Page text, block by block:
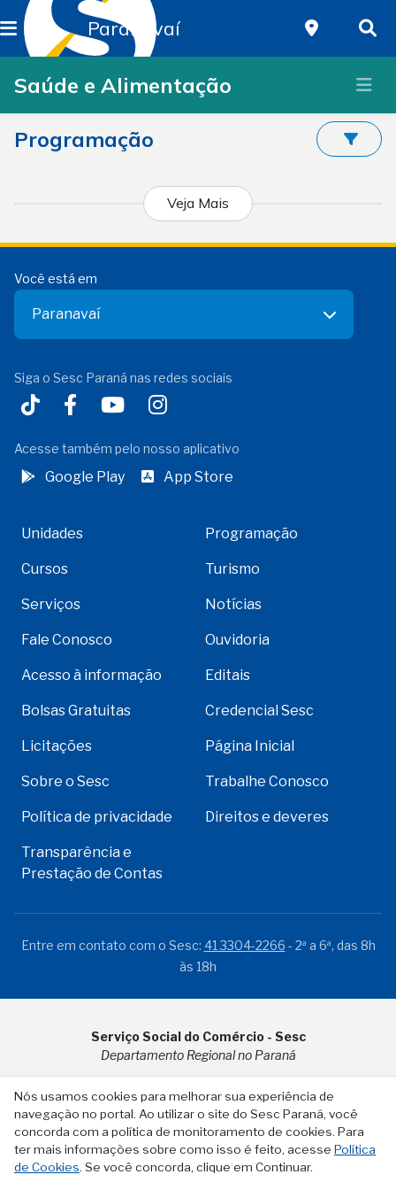
Nós usamos cookies para melhorar sua experiência de
navegação no portal. Ao utilizar o site do Sesc Paraná, você
concorda com a política de monitoramento de cookies. Para
ter mais informações sobre como isso é feito, acesse Política
de Cookies. Se você concorda, clique em Continuar.
Paranavaí
Saúde e Alimentação
Programação
Veja Mais
Você está em
Paranavaí
Siga o Sesc Paraná nas redes sociais
Acesse também pelo nosso aplicativo
Google Play App Store
Unidades Programação
Cursos Turismo
Serviços Notícias
Fale Conosco Ouvidoria
Acesso à informação Editais
Bolsas Gratuitas Credencial Sesc
Licitações Página Inicial
Sobre o Sesc Trabalhe Conosco
Política de privacidade Direitos e deveres
Transparência e
Prestação de Contas
Entre em contato com o Sesc: 41 3304-2266 - 2ª a 6ª, das 8h
às 18h
Serviço Social do Comércio - Sesc
Departamento Regional no Paraná
Rua Visconde do Rio Branco, 931 - CEP 80.410-001 - Curitiba -
PR